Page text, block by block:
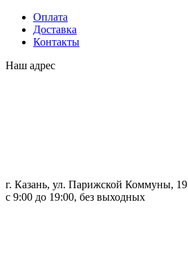
Оплата
Доставка
Контакты
Наш адрес
г. Казань, ул. Парижской Коммуны, 19
с 9:00 до 19:00, без выходных